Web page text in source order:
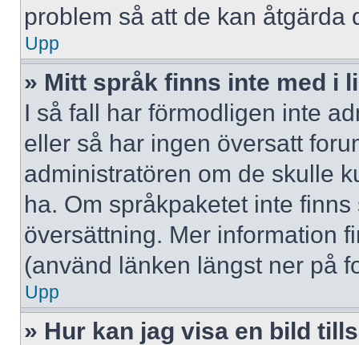
problem så att de kan åtgärda
Upp
» Mitt språk finns inte med i
I så fall har förmodligen inte
eller så har ingen översatt
administratören om de skulle
ha. Om språkpaketet inte
översättning. Mer information
(använd länken längst ner på
Upp
» Hur kan jag visa en bild